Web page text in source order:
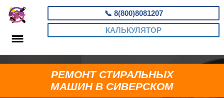
📞 8(800)8081207
КАЛЬКУЛЯТОР
РЕМОНТ СТИРАЛЬНЫХ
МАШИН В СИВЕРСКОМ